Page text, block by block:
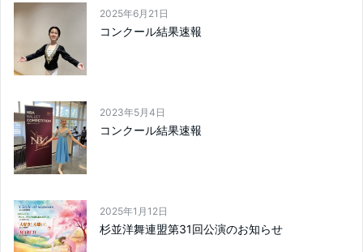
2025年6月21日
コンクール結果速報
2023年5月4日
コンクール結果速報
2025年1月12日
杉並洋舞連盟第31回公演のお知らせ